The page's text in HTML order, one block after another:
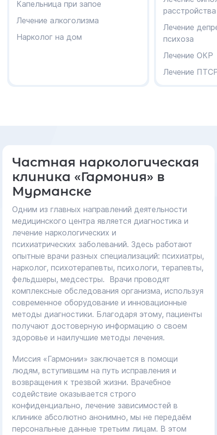
Капельница при запое
Лечение алкоголизма
Нарколог на дом
расстройства
Лечение
психоза
Лечение ОКР
Лечение
Частная наркологическая
клиника «Гармония» в
Мурманске
Одним из главных направлений деятельности
медицинского центра является диагностика и
лечение наркологических и
психиатрических заболеваний. Здесь работают
опытные врачи разных специализаций: психиатры,
нарколог, психотерапевты, психологи, терапевты,
фельдшеры, медсестры. Врачи проводят
комплексные обследования организма, используя
современное оборудование и инновационные
методы диагностики. Благодаря этому, пациенты
получают достоверную информацию о своем
здоровье и наилучшие методы лечения.
Миссия «Гармонии» заключается в помощи
людям, вступившим на путь исправления и
возвращения к трезвой жизни. Врачебное
содействие оказывается строго
конфиденциально, лечение зависимостей в
клинике абсолютно анонимно, мы не передаём
персональные данные третьим лицам. В этом